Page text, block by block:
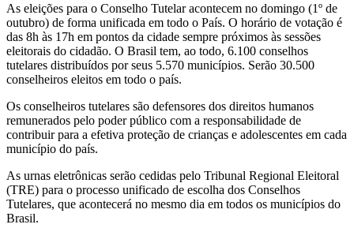
As eleições para o Conselho Tutelar acontecem no domingo (1º de
outubro) de forma unificada em todo o País. O horário de votação é
das 8h às 17h em pontos da cidade sempre próximos às sessões
eleitorais do cidadão. O Brasil tem, ao todo, 6.100 conselhos
tutelares distribuídos por seus 5.570 municípios. Serão 30.500
conselheiros eleitos em todo o país.
Os conselheiros tutelares são defensores dos direitos humanos
remunerados pelo poder público com a responsabilidade de
contribuir para a efetiva proteção de crianças e adolescentes em cada
município do país.
As urnas eletrônicas serão cedidas pelo Tribunal Regional Eleitoral
(TRE) para o processo unificado de escolha dos Conselhos
Tutelares, que acontecerá no mesmo dia em todos os municípios do
Brasil.